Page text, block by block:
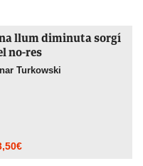
llum diminuta sorgí
no-res
Turkowski
€